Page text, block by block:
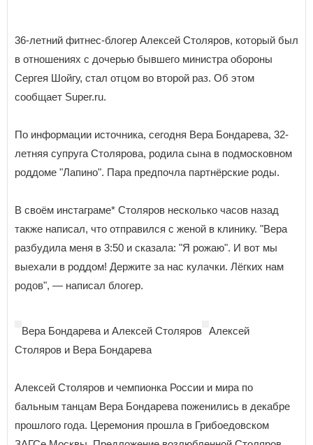
36-летний фитнес-блогер Алексей Столяров, который был
в отношениях с дочерью бывшего министра обороны
Сергея Шойгу, стал отцом во второй раз. Об этом
сообщает Super.ru.
По информации источника, сегодня Вера Бондарева, 32-
летняя супруга Столярова, родила сына в подмосковном
роддоме "Лапино". Пара предпочла партнёрские роды.
В своём инстаграме* Столяров несколько часов назад
также написал, что отправился с женой в клинику. "Вера
разбудила меня в 3:50 и сказала: "Я рожаю". И вот мы
выехали в роддом! Держите за нас кулачки. Лёгких нам
родов", — написал блогер.
Вера Бондарева и Алексей Столяров Алексей
Столяров и Вера Бондарева
Алексей Столяров и чемпионка России и мира по
бальным танцам Вера Бондарева поженились в декабре
прошлого года. Церемония прошла в Грибоедовском